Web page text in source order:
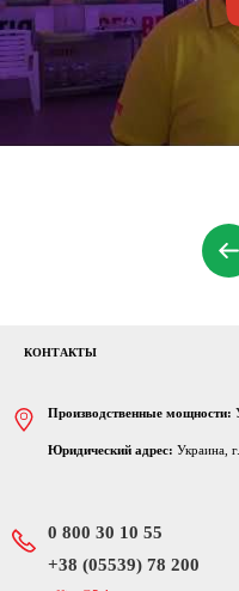
КОНТАКТЫ
Производственные мощности:
Юридический адрес: Украина,
0 800 30 10 55
‎+38 (05539) 78 200